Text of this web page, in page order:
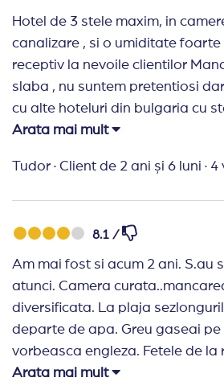
Hotel de 3 stele maxim, in
canalizare , si o umiditate foarte
receptiv la nevoile clientilor
slaba , nu suntem pretentiosi
cu alte hoteluri din bulgaria cu
mare plus pt piscine personal Un mare minus plaja ,
contra cost Raport calitate pret
Arata mai mult
Tudor · Client de 2 ani și 6 luni · 4
8.1 /
Am mai fost si acum 2 ani. S.au
atunci. Camera
diversificata. La plaja
departe de apa. Greu gaseai pe cineva sa
vorbeasca engleza. Fetele de
nervoase In a 4a zi toata familia
Arata mai mult